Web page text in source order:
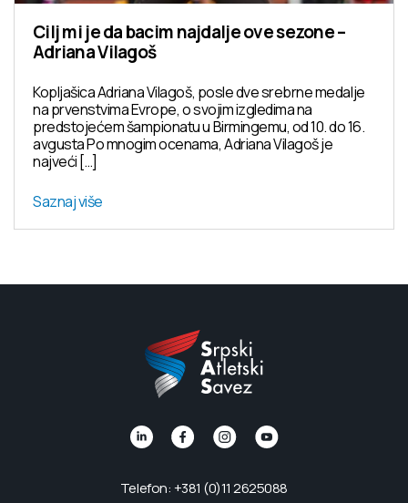
Cilj mi je da bacim najdalje ove sezone –
Adriana Vilagoš
Kopljašica Adriana Vilagoš, posle dve srebrne medalje
na prvenstvima Evrope, o svojim izgledima na
predstojećem šampionatu u Birmingemu, od 10. do 16.
avgusta Po mnogim ocenama, Adriana Vilagoš je
najveći […]
Saznaj više
Telefon: +381 (0)11 2625088